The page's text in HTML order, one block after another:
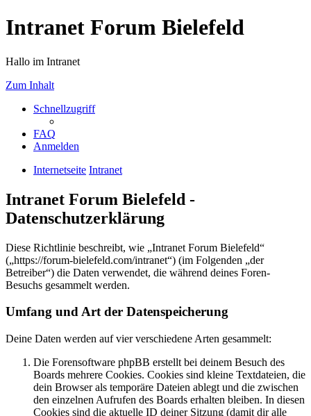
Intranet Forum Bielefeld
Hallo im Intranet
Zum Inhalt
Schnellzugriff
FAQ
Anmelden
Internetseite Intranet
Intranet Forum Bielefeld -
Datenschutzerklärung
Diese Richtlinie beschreibt, wie „Intranet Forum Bielefeld“
(„https://forum-bielefeld.com/intranet“) (im Folgenden „der
Betreiber“) die Daten verwendet, die während deines Foren-
Besuchs gesammelt werden.
Umfang und Art der Datenspeicherung
Deine Daten werden auf vier verschiedene Arten gesammelt:
Die Forensoftware phpBB erstellt bei deinem Besuch des
Boards mehrere Cookies. Cookies sind kleine Textdateien, die
dein Browser als temporäre Dateien ablegt und die zwischen
den einzelnen Aufrufen des Boards erhalten bleiben. In diesen
Cookies sind die aktuelle ID deiner Sitzung (damit dir alle